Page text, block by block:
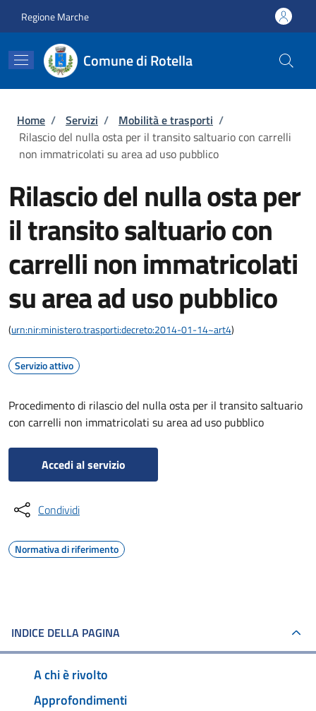
Regione Marche
Comune di Rotella
Briciole di pane
Home / Servizi / Mobilità e trasporti /
Rilascio del nulla osta per il transito saltuario con carrelli
non immatricolati su area ad uso pubblico
Rilascio del nulla osta per
il transito saltuario con
carrelli non immatricolati
su area ad uso pubblico
(urn:nir:ministero.trasporti:decreto:2014-01-14~art4)
Servizio attivo
Procedimento di rilascio del nulla osta per il transito saltuario
con carrelli non immatricolati su area ad uso pubblico
Accedi al servizio
Condividi
Normativa di riferimento
INDICE DELLA PAGINA
A chi è rivolto
Approfondimenti